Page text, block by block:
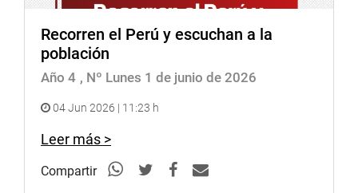
Recorren el Perú y escuchan a la
población
Año 4 , Nº Lunes 1 de junio de 2026
04 Jun 2026 | 11:23 h
Leer más >
Compartir